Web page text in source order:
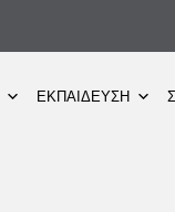
ΕΚΠΑΙΔΕΥΣΗ